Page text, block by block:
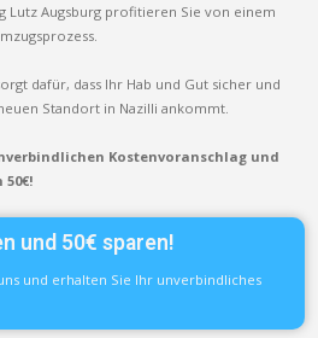
Lutz Augsburg profitieren Sie von einem
dafür, dass Ihr Hab und Gut sicher und
Standort in Nazilli ankommt.
Kostenvoranschlag und
und 50€ sparen!
und erhalten Sie Ihr unverbindliches